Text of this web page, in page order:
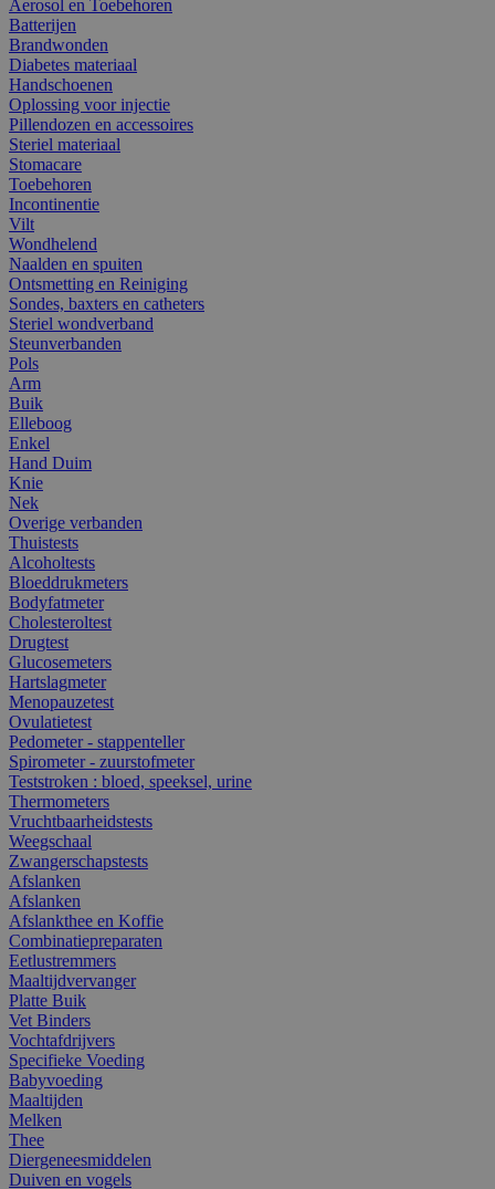
Aerosol en Toebehoren
Batterijen
Brandwonden
Diabetes materiaal
Handschoenen
Oplossing voor injectie
Pillendozen en accessoires
Steriel materiaal
Stomacare
Toebehoren
Incontinentie
Vilt
Wondhelend
Naalden en spuiten
Ontsmetting en Reiniging
Sondes, baxters en catheters
Steriel wondverband
Steunverbanden
Pols
Arm
Buik
Elleboog
Enkel
Hand Duim
Knie
Nek
Overige verbanden
Thuistests
Alcoholtests
Bloeddrukmeters
Bodyfatmeter
Cholesteroltest
Drugtest
Glucosemeters
Hartslagmeter
Menopauzetest
Ovulatietest
Pedometer - stappenteller
Spirometer - zuurstofmeter
Teststroken : bloed, speeksel, urine
Thermometers
Vruchtbaarheidstests
Weegschaal
Zwangerschapstests
Afslanken
Afslanken
Afslankthee en Koffie
Combinatiepreparaten
Eetlustremmers
Maaltijdvervanger
Platte Buik
Vet Binders
Vochtafdrijvers
Specifieke Voeding
Babyvoeding
Maaltijden
Melken
Thee
Diergeneesmiddelen
Duiven en vogels